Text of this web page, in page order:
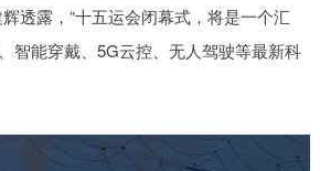
透露，“十五运会闭幕式，将是一个汇
智能穿戴、5G云控、无人驾驶等最新科